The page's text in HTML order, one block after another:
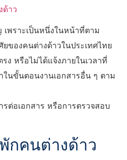
เพราะเป็นหนึ่งในหน้าที่ตาม
ของคนต่างด้าวในประเทศไทย
หรือไม่ได้แจ้งภายในเวลาที่
นขั้นตอนงานเอกสารอื่น ๆ ตาม
ต่อเอกสาร หรือการตรวจสอบ
กคนต่างด้าว